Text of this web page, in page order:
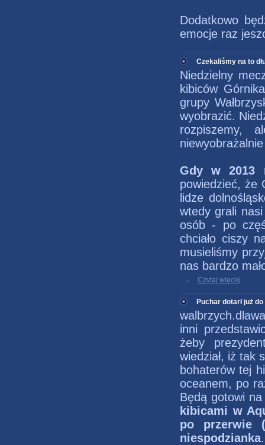
Dodatkowo
emocje raz
Czekaliśmy na to
Niedzielny
kibiców
grupy
wyobrazić.
rozpiszemy,
Gdy w 2013
powiedzieć, że
lidze
wtedy grali
osób - po
chciało ciszy
musieliśmy
nas bardzo
Czytaj więcej
Puchar dotarł już
inni
żeby
wiedział, iż tak
bohaterów tej
oceanem, po
Będą gotowi na
kibicami w
po przerwie
niespodzianka.